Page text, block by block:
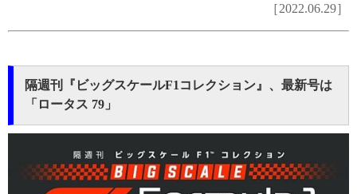
［2022.06.29］
隔週刊『ビッグスケールF1コレクション』、最新号は
「ロータス 79」